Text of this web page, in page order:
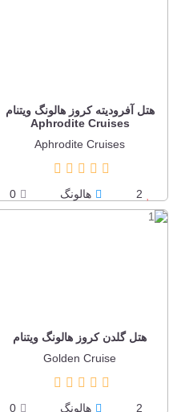
هتل آفرودیته کروز هالونگ ویتنام
Aphrodite Cruises
Aphrodite Cruises
2 هالونگ 0
هتل گلدن کروز هالونگ ویتنام
Golden Cruise
2 هالونگ 0